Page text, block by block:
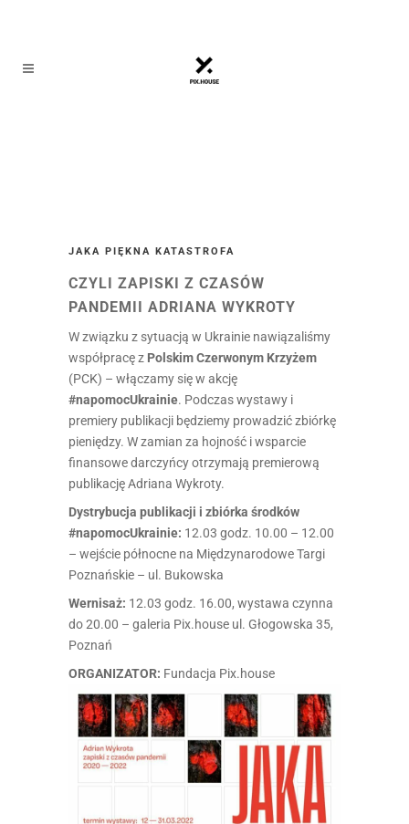
JAKA PIĘKNA KATASTROFA
CZYLI ZAPISKI Z CZASÓW
PANDEMII ADRIANA WYKROTY
W związku z sytuacją w Ukrainie nawiązaliśmy
współpracę z Polskim Czerwonym Krzyżem
(PCK) – włączamy się w akcję
#napomocUkrainie. Podczas wystawy i
premiery publikacji będziemy prowadzić zbiórkę
pieniędzy. W zamian za hojność i wsparcie
finansowe darczyńcy otrzymają premierową
publikację Adriana Wykroty.
Dystrybucja publikacji i zbiórka środków
#napomocUkrainie: 12.03 godz. 10.00 – 12.00
– wejście północne na Międzynarodowe Targi
Poznańskie – ul. Bukowska
Wernisaż: 12.03 godz. 16.00, wystawa czynna
do 20.00 – galeria Pix.house ul. Głogowska 35,
Poznań
ORGANIZATOR: Fundacja Pix.house